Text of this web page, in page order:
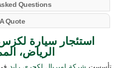
Questions
Quote
الرياض،